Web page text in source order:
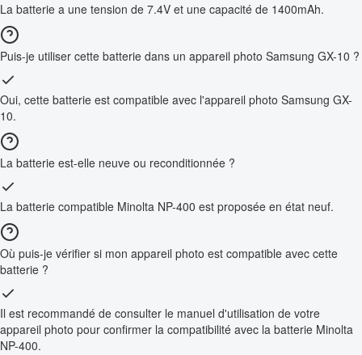
La batterie a une tension de 7.4V et une capacité de 1400mAh.
Puis-je utiliser cette batterie dans un appareil photo Samsung GX-10 ?
Oui, cette batterie est compatible avec l'appareil photo Samsung GX-
10.
La batterie est-elle neuve ou reconditionnée ?
La batterie compatible Minolta NP-400 est proposée en état neuf.
Où puis-je vérifier si mon appareil photo est compatible avec cette
batterie ?
Il est recommandé de consulter le manuel d'utilisation de votre
appareil photo pour confirmer la compatibilité avec la batterie Minolta
NP-400.